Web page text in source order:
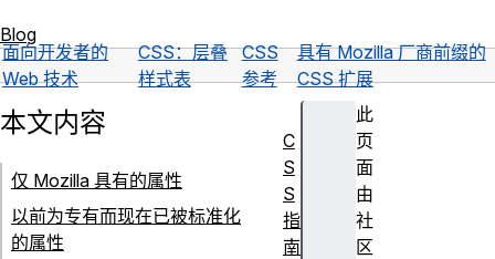
Blog
面向开发者的
Web 技术
CSS：层叠
样式表
CSS
参考
具有 Mozilla 厂商前缀的
CSS 扩展
此
页
面
由
社
区
本文内容
仅 Mozilla 具有的属性
以前为专有而现在已被标准化
的属性
C
S
S
指
南